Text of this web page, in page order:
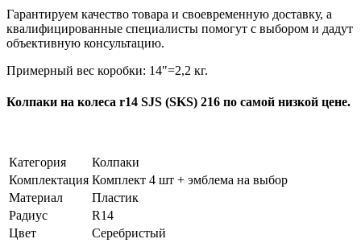
Гарантируем качество товара и своевременную доставку, а
квалифицированные специалисты помогут с выбором и дадут
объективную консультацию.
Примерный вес коробки: 14"=2,2 кг.
Колпаки на колеса r14 SJS (SKS) 216 по самой низкой цене.
Категория
Колпаки
Комплектация Комплект 4 шт + эмблема на выбор
Материал
Пластик
Радиус
R14
Цвет
Серебристый